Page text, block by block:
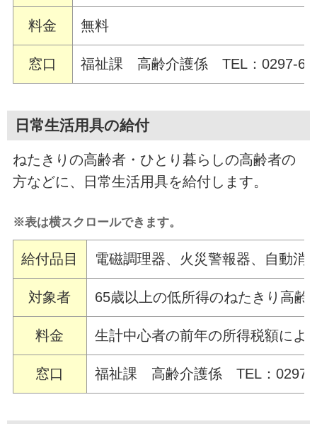
料金 無料
窓口 福祉課 高齢介護係 TEL：0297-
日常生活用具の給付
ねたきりの高齢者・ひとり暮らしの高齢者の
方などに、日常生活用具を給付します。
※表は横スクロールできます。
給付品目 電磁調理器、火災警報器、自動消
対象者 65歳以上の低所得のねたきり高齢
料金 生計中心者の前年の所得税額によ
窓口 福祉課 高齢介護係 TEL：0297-